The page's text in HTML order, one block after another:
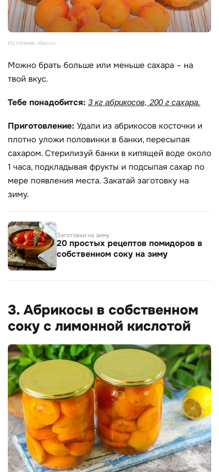
Источник: kleo.ru
Можно брать больше или меньше сахара – на
твой вкус.
Тебе понадобится: 3 кг абрикосов, 200 г сахара.
Приготовление: Удали из абрикосов косточки и
плотно уложи половинки в банки, пересыпая
сахаром. Стерилизуй банки в кипящей воде около
1 часа, подкладывая фрукты и подсыпая сахар по
мере появления места. Закатай заготовку на
зиму.
Заготовки на зиму
20 простых рецептов помидоров в
собственном соку на зиму
3. Абрикосы в собственном
соку с лимонной кислотой